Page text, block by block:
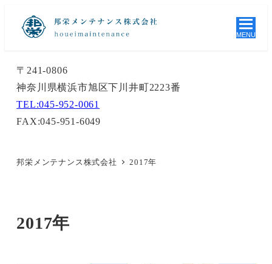
MENU
〒241-0806
神奈川県横浜市旭区下川井町2223番
TEL:045-952-0061
FAX:045-951-6049
邦栄メンテナンス株式会社 2017年
2017年